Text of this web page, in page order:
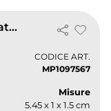
Apribottiglia in alluminio riciclato anneliese
CODICE ART.
MP1097567
Misure
5.45 x 1 x 1.5 cm